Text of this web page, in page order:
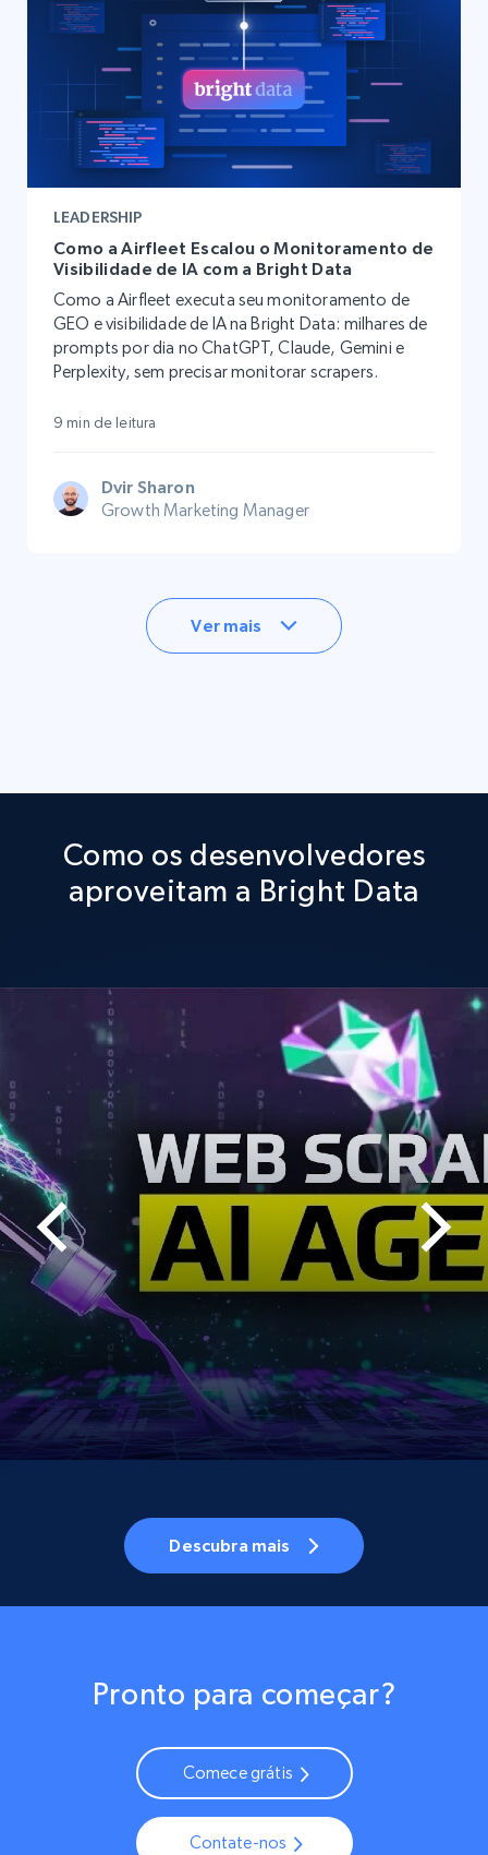
LEADERSHIP
Como a Airfleet Escalou o Monitoramento de
Visibilidade de IA com a Bright Data
Como a Airfleet executa seu monitoramento de
GEO e visibilidade de IA na Bright Data: milhares de
prompts por dia no ChatGPT, Claude, Gemini e
Perplexity, sem precisar monitorar scrapers.
9 min de leitura
Dvir Sharon
Growth Marketing Manager
Ver mais
Como os desenvolvedores
aproveitam a Bright Data
Descubra mais
Pronto para começar?
Comece grátis
Contate-nos